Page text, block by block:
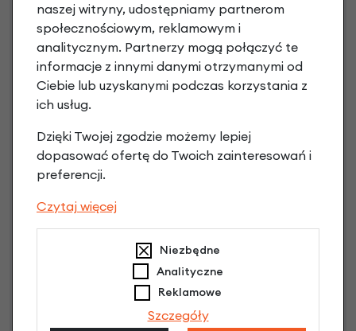
Raty 0%
3 miesiące nie płacisz
Poznaj szczegóły
66 Kodeksu Cywilnego. Ostateczna decyzja o warunkach
i przyznaniu kredytu zostanie podjęta po ocenie
zdolności kredytowej.
naszej witryny, udostępniamy partnerom
społecznościowym, reklamowym i
analitycznym. Partnerzy mogą połączyć te
informacje z innymi danymi otrzymanymi od
Ciebie lub uzyskanymi podczas korzystania z
ich usług.
Dzięki Twojej zgodzie możemy lepiej
dopasować ofertę do Twoich zainteresowań i
preferencji.
Czytaj więcej
Niezbędne
Analityczne
Reklamowe
Szczegóły